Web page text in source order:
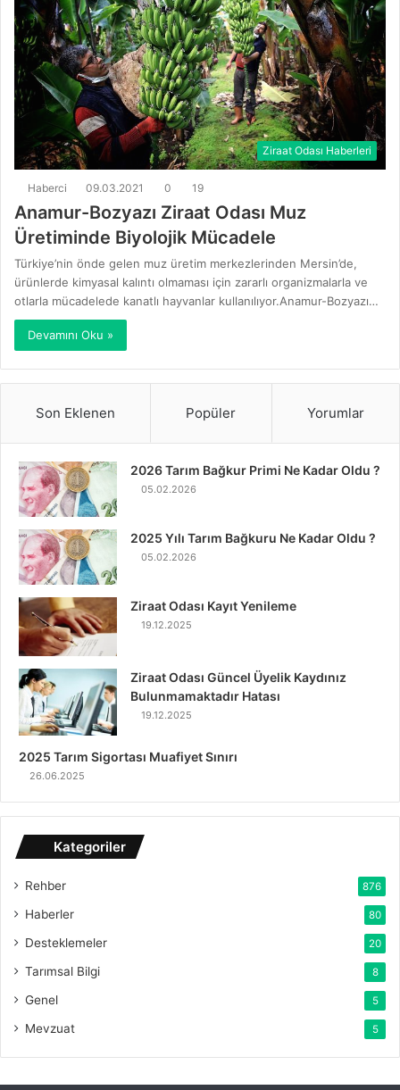
Ziraat Odası Haberleri
Haberci 09.03.2021 0 19
Anamur-Bozyazı Ziraat Odası Muz
Üretiminde Biyolojik Mücadele
Türkiye’nin önde gelen muz üretim merkezlerinden Mersin’de,
ürünlerde kimyasal kalıntı olmaması için zararlı organizmalarla ve
otlarla mücadelede kanatlı hayvanlar kullanılıyor.Anamur-Bozyazı…
Devamını Oku »
Son Eklenen Popüler Yorumlar
2026 Tarım Bağkur Primi Ne Kadar Oldu ?
05.02.2026
2025 Yılı Tarım Bağkuru Ne Kadar Oldu ?
05.02.2026
Ziraat Odası Kayıt Yenileme
19.12.2025
Ziraat Odası Güncel Üyelik Kaydınız
Bulunmamaktadır Hatası
19.12.2025
2025 Tarım Sigortası Muafiyet Sınırı
26.06.2025
Kategoriler
Rehber 876
Haberler 80
Desteklemeler 20
Tarımsal Bilgi 8
Genel 5
Mevzuat 5